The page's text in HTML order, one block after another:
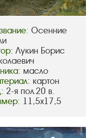
Осенние
Лукин Борис
масло
картон
2-я пол.20 в.
11,5х17,5